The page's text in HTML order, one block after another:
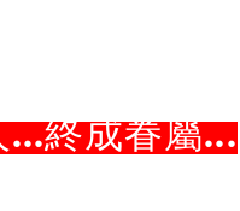
終成眷屬...